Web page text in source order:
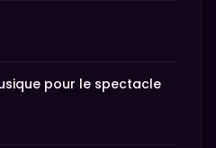
pour le spectacle